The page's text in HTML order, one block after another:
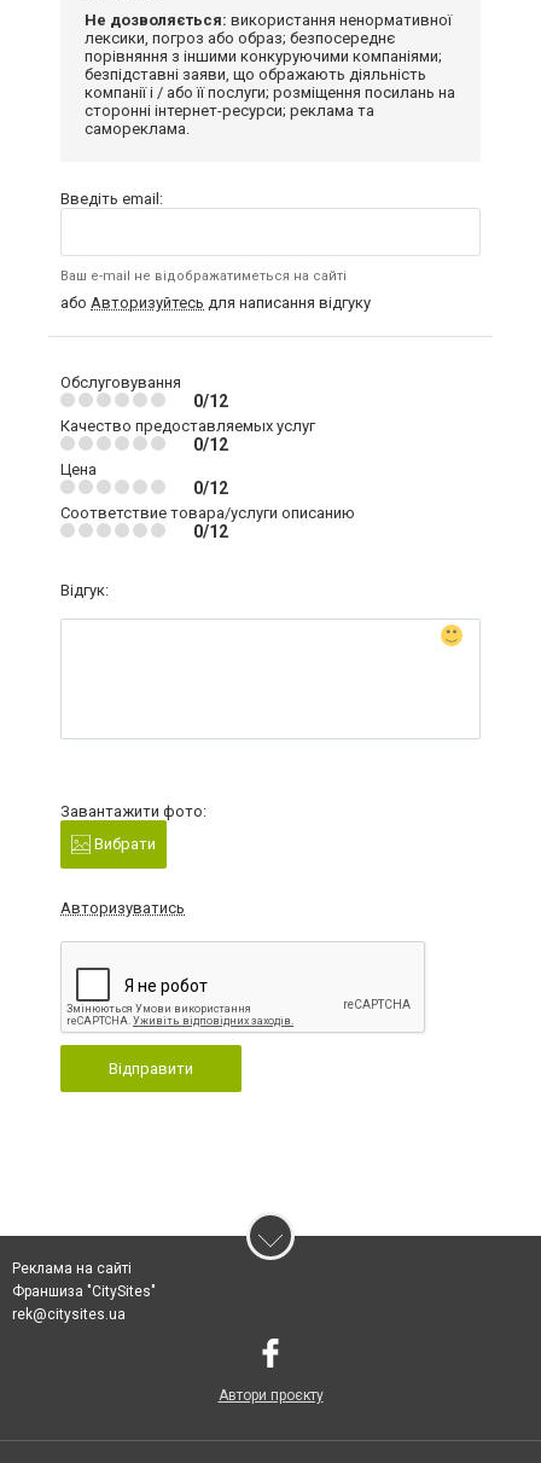
Не дозволяється: використання ненормативної
лексики, погроз або образ; безпосереднє
порівняння з іншими конкуруючими компаніями;
безпідставні заяви, що ображають діяльність
компанії і / або її послуги; розміщення посилань на
сторонні інтернет-ресурси; реклама та
самореклама.
Введіть email:
Ваш e-mail не відображатиметься на сайті
або Авторизуйтесь для написання відгуку
Обслуговування
0/12
Качество предоставляемых услуг
0/12
Цена
0/12
Соответствие товара/услуги описанию
0/12
Відгук:
Завантажити фото:
Вибрати
Авторизуватись
Відправити
Реклама на сайті
Франшиза "CitySites"
rek@citysites.ua
Автори проєкту